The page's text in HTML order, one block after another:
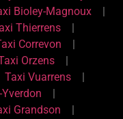
Bioley-Magnoux
Thierrens
Correvon
Orzens
Taxi Vuarrens
Grandson